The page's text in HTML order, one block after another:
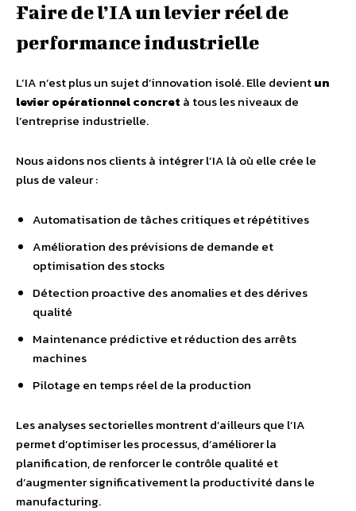
Faire de l’IA un levier réel de
performance industrielle
L’IA n’est plus un sujet d’innovation isolé. Elle devientun
levier opérationnel concret à tous les niveaux de
l’entreprise industrielle.
Nous aidons nos clients à intégrer l’IA là où elle crée le
plus de valeur :
Automatisation de tâches critiques et répétitives
Amélioration des prévisions de demande et
optimisation des stocks
Détection proactive des anomalies et des dérives
qualité
Maintenance prédictive et réduction des arrêts
machines
Pilotage en temps réel de la production
Les analyses sectorielles montrent d’ailleurs que l’IA
permet d’optimiser les processus, d’améliorer la
planification, de renforcer le contrôle qualité et
d’augmenter significativement la productivité dans le
manufacturing.